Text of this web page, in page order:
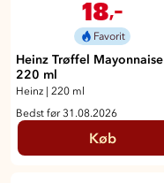
18,-
Favorit
Heinz Trøffel Mayonnaise
220 ml
Heinz
220 ml
Bedst før 31.08.2026
Køb